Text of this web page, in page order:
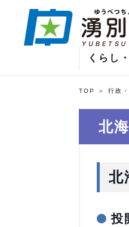
くらし
TOP 行政
北
北
投